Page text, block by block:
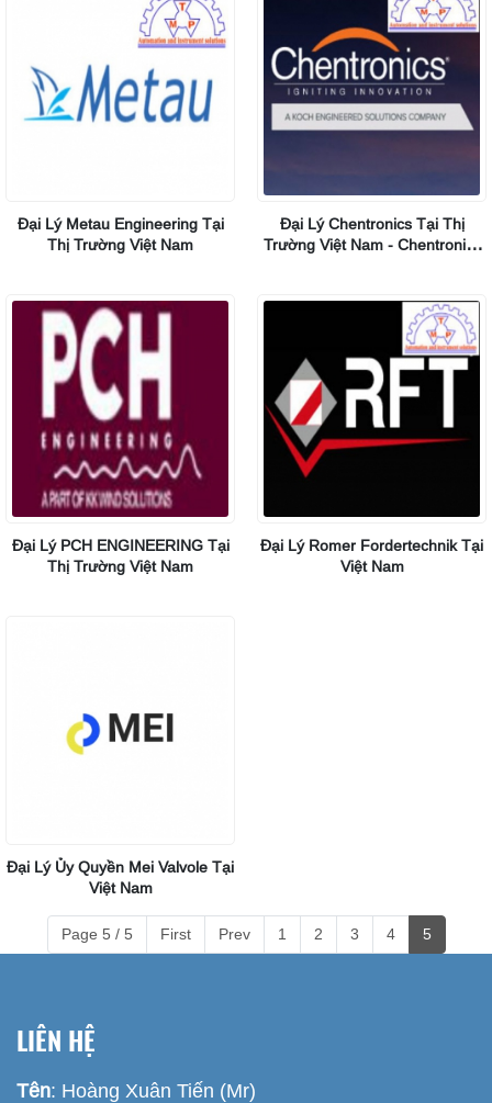
Đại Lý Metau Engineering Tại
Thị Trường Việt Nam
Đại Lý Chentronics Tại Thị
Trường Việt Nam - Chentronics
Đại Lý PCH ENGINEERING Tại
Thị Trường Việt Nam
Đại Lý Romer Fordertechnik Tại
Việt Nam
Đại Lý Ủy Quyền Mei Valvole Tại
Việt Nam
Page 5 / 5 First Prev 1 2 3 4 5
LIÊN HỆ
Tên: Hoàng Xuân Tiến (Mr)